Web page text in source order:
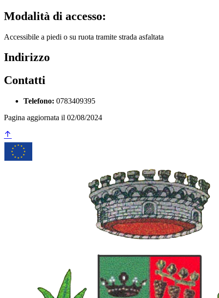
Modalità di accesso:
Accessibile a piedi o su ruota tramite strada asfaltata
Indirizzo
Contatti
Telefono: 0783409395
Pagina aggiornata il 02/08/2024